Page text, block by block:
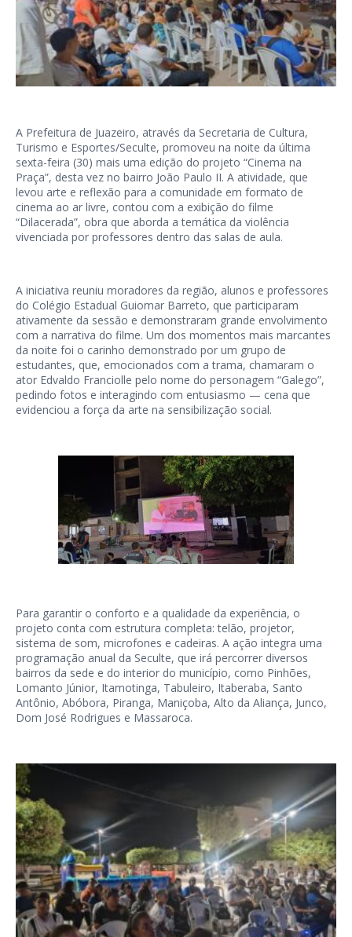
A Prefeitura de Juazeiro, através da Secretaria de Cultura,
Turismo e Esportes/Seculte, promoveu na noite da última
sexta-feira (30) mais uma edição do projeto “Cinema na
Praça”, desta vez no bairro João Paulo II. A atividade, que
levou arte e reflexão para a comunidade em formato de
cinema ao ar livre, contou com a exibição do filme
“Dilacerada”, obra que aborda a temática da violência
vivenciada por professores dentro das salas de aula.
A iniciativa reuniu moradores da região, alunos e professores
do Colégio Estadual Guiomar Barreto, que participaram
ativamente da sessão e demonstraram grande envolvimento
com a narrativa do filme. Um dos momentos mais marcantes
da noite foi o carinho demonstrado por um grupo de
estudantes, que, emocionados com a trama, chamaram o
ator Edvaldo Franciolle pelo nome do personagem “Galego”,
pedindo fotos e interagindo com entusiasmo — cena que
evidenciou a força da arte na sensibilização social.
Para garantir o conforto e a qualidade da experiência, o
projeto conta com estrutura completa: telão, projetor,
sistema de som, microfones e cadeiras. A ação integra uma
programação anual da Seculte, que irá percorrer diversos
bairros da sede e do interior do município, como Pinhões,
Lomanto Júnior, Itamotinga, Tabuleiro, Itaberaba, Santo
Antônio, Abóbora, Piranga, Maniçoba, Alto da Aliança, Junco,
Dom José Rodrigues e Massaroca.